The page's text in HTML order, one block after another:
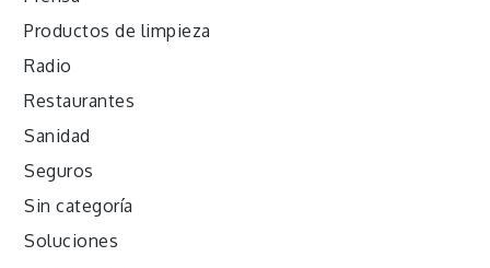
Productos de limpieza
Radio
Restaurantes
Sanidad
Seguros
Sin categoría
Soluciones